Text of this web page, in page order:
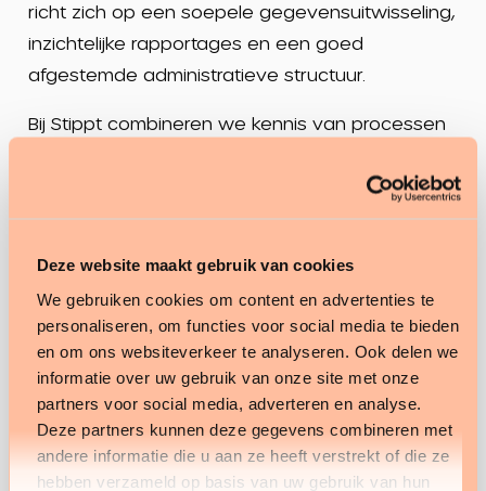
Deze website maakt gebruik van cookies
We gebruiken cookies om content en advertenties te
personaliseren, om functies voor social media te bieden
en om ons websiteverkeer te analyseren. Ook delen we
informatie over uw gebruik van onze site met onze
partners voor social media, adverteren en analyse.
Deze partners kunnen deze gegevens combineren met
andere informatie die u aan ze heeft verstrekt of die ze
hebben verzameld op basis van uw gebruik van hun
richt zich op een soepele gegevensuitwisseling,
inzichtelijke rapportages en een goed
afgestemde administratieve structuur.
Bij Stippt combineren we kennis van processen
helpen hun administratie slimmer te organiseren.
“Met MijnZorgDeclaratie bieden we organisaties
een ECD dat meedenkt. Gebruiksgemak en
overzicht staan daarbij altijd centraal.”